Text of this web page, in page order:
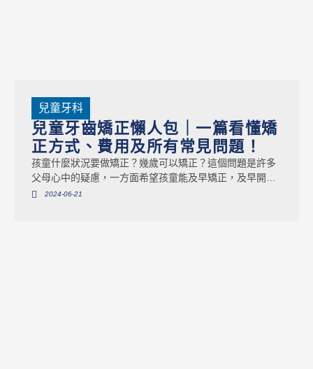
兒童牙科
兒童牙齒矯正懶人包｜一篇看懂矯
正方式、費用及所有常見問題！
孩童什麼狀況要做矯正？幾歲可以矯正？這個問題是許多
父母心中的疑慮，一方面希望孩童能及早矯正，及早開始
正常咬合並享受良好齒列；但另一方面又會擔心是否太早
2024-06-21